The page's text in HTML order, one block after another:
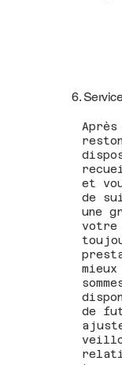
6.
et
de
une
votre
de